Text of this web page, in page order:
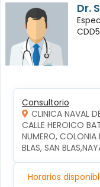
Dr.
Consultorio
CLINICA NAVAL
CALLE HEROICO
NUMERO,
BLAS, SAN
Horarios